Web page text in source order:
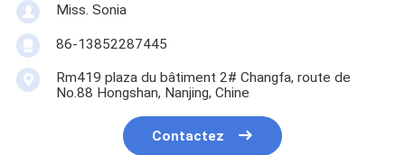
Miss. Sonia
86-13852287445
Rm419 plaza du bâtiment 2# Changfa, route de
No.88 Hongshan, Nanjing, Chine
Contactez